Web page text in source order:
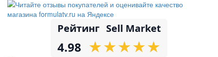
Рейтинг Sell Market
4.98 ★
★★
★★
★★
★★
★